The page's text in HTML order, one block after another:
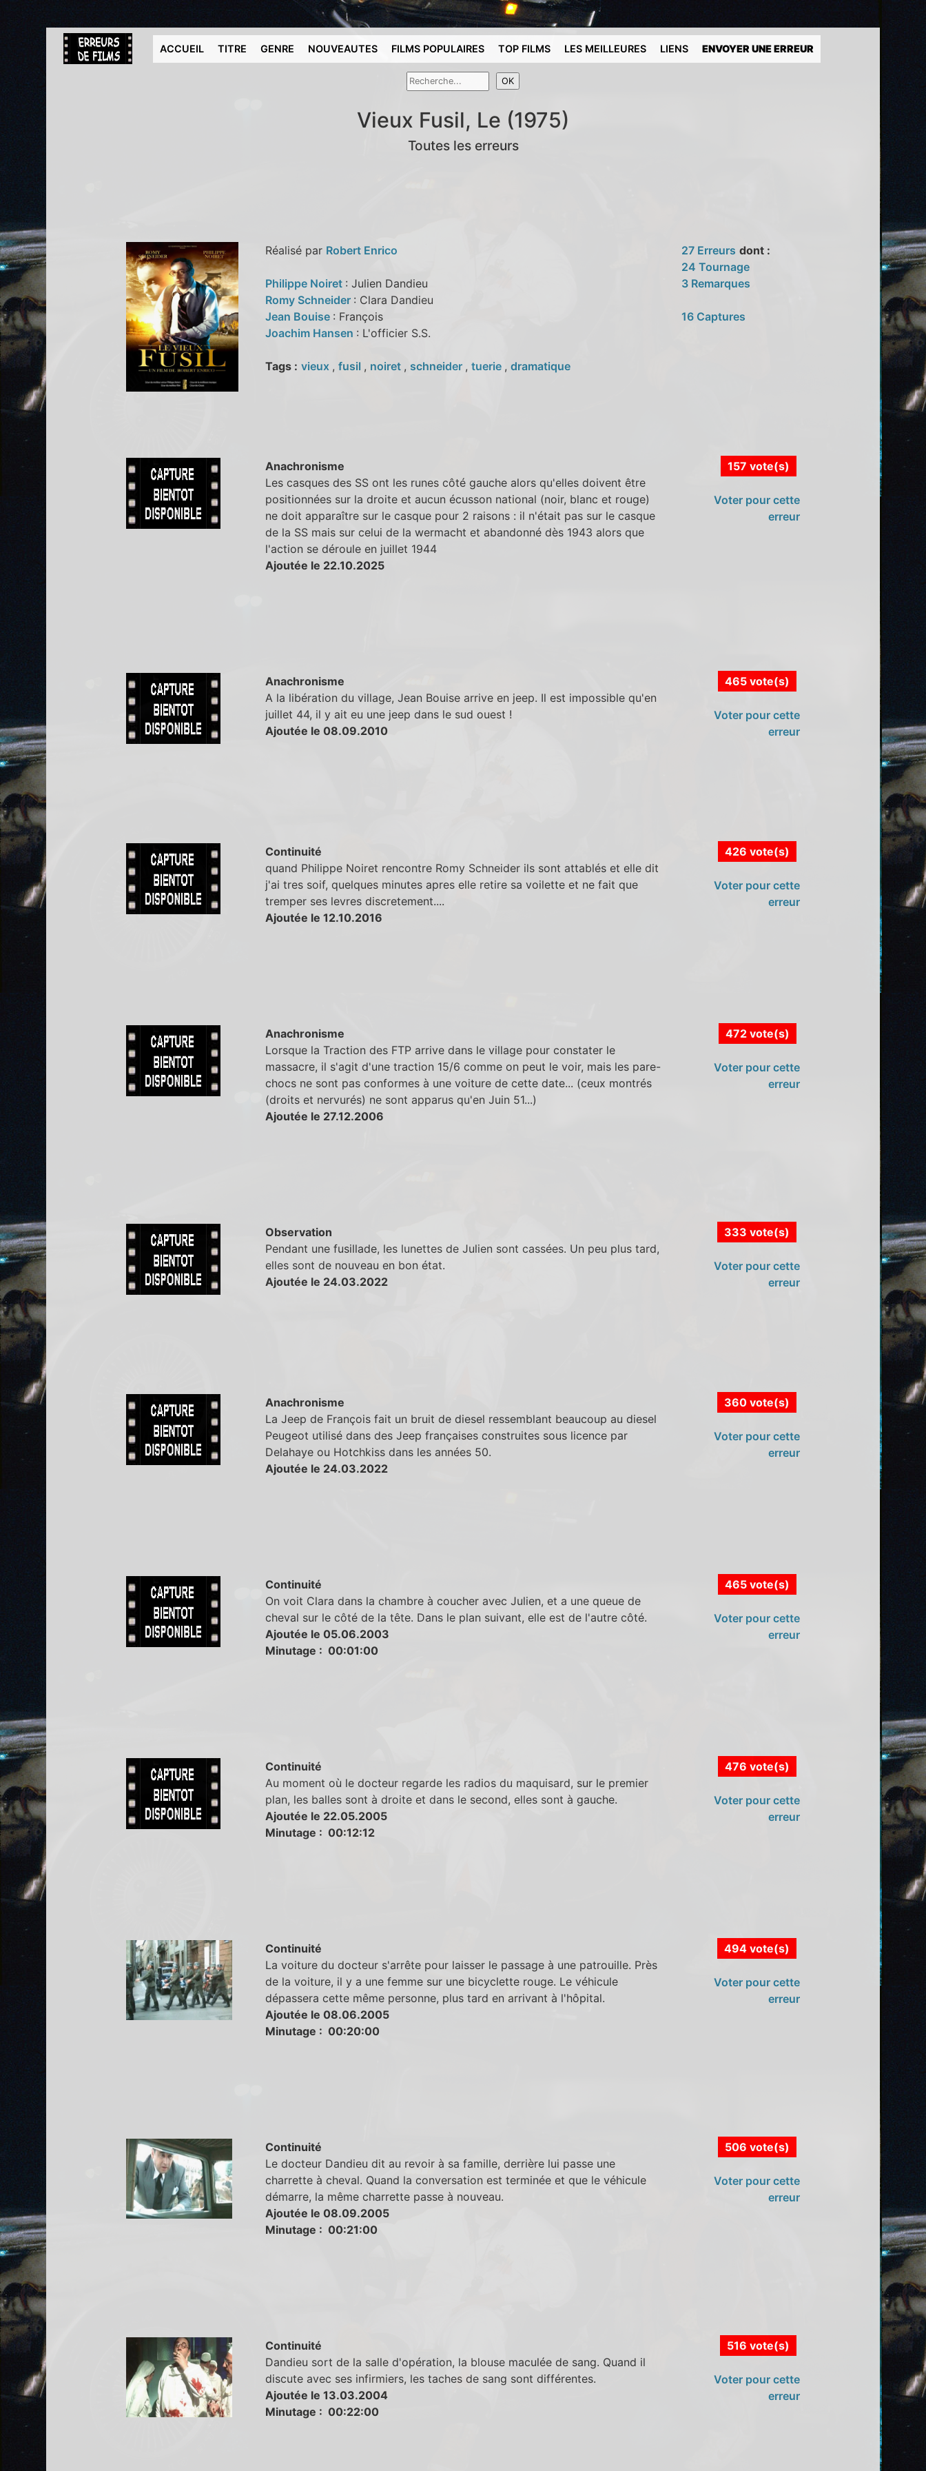
ACCUEIL TITRE GENRE NOUVEAUTES FILMS POPULAIRES TOP FILMS LES MEILLEURES LIENS ENVOYER UNE ERREUR
Vieux Fusil, Le (1975)
Toutes les erreurs
Réalisé par Robert Enrico
Philippe Noiret : Julien Dandieu
Romy Schneider : Clara Dandieu
Jean Bouise : François
Joachim Hansen : L'officier S.S.
Tags : vieux , fusil , noiret , schneider , tuerie , dramatique
27 Erreurs dont :
24 Tournage
3 Remarques
16 Captures
Anachronisme
Les casques des SS ont les runes côté gauche alors qu'elles doivent être
positionnées sur la droite et aucun écusson national (noir, blanc et rouge)
ne doit apparaître sur le casque pour 2 raisons : il n'était pas sur le casque
de la SS mais sur celui de la wermacht et abandonné dès 1943 alors que
l'action se déroule en juillet 1944
Ajoutée le 22.10.2025
157 vote(s)
Voter pour cette
erreur
Anachronisme
A la libération du village, Jean Bouise arrive en jeep. Il est impossible qu'en
juillet 44, il y ait eu une jeep dans le sud ouest !
Ajoutée le 08.09.2010
465 vote(s)
Voter pour cette
erreur
Continuité
quand Philippe Noiret rencontre Romy Schneider ils sont attablés et elle dit
j'ai tres soif, quelques minutes apres elle retire sa voilette et ne fait que
tremper ses levres discretement....
Ajoutée le 12.10.2016
426 vote(s)
Voter pour cette
erreur
Anachronisme
Lorsque la Traction des FTP arrive dans le village pour constater le
massacre, il s'agit d'une traction 15/6 comme on peut le voir, mais les pare-
chocs ne sont pas conformes à une voiture de cette date... (ceux montrés
(droits et nervurés) ne sont apparus qu'en Juin 51...)
Ajoutée le 27.12.2006
472 vote(s)
Voter pour cette
erreur
Observation
Pendant une fusillade, les lunettes de Julien sont cassées. Un peu plus tard,
elles sont de nouveau en bon état.
Ajoutée le 24.03.2022
333 vote(s)
Voter pour cette
erreur
Anachronisme
La Jeep de François fait un bruit de diesel ressemblant beaucoup au diesel
Peugeot utilisé dans des Jeep françaises construites sous licence par
Delahaye ou Hotchkiss dans les années 50.
Ajoutée le 24.03.2022
360 vote(s)
Voter pour cette
erreur
Continuité
On voit Clara dans la chambre à coucher avec Julien, et a une queue de
cheval sur le côté de la tête. Dans le plan suivant, elle est de l'autre côté.
Ajoutée le 05.06.2003
Minutage : 00:01:00
465 vote(s)
Voter pour cette
erreur
Continuité
Au moment où le docteur regarde les radios du maquisard, sur le premier
plan, les balles sont à droite et dans le second, elles sont à gauche.
Ajoutée le 22.05.2005
Minutage : 00:12:12
476 vote(s)
Voter pour cette
erreur
Continuité
La voiture du docteur s'arrête pour laisser le passage à une patrouille. Près
de la voiture, il y a une femme sur une bicyclette rouge. Le véhicule
dépassera cette même personne, plus tard en arrivant à l'hôpital.
Ajoutée le 08.06.2005
Minutage : 00:20:00
494 vote(s)
Voter pour cette
erreur
Continuité
Le docteur Dandieu dit au revoir à sa famille, derrière lui passe une
charrette à cheval. Quand la conversation est terminée et que le véhicule
démarre, la même charrette passe à nouveau.
Ajoutée le 08.09.2005
Minutage : 00:21:00
506 vote(s)
Voter pour cette
erreur
Continuité
Dandieu sort de la salle d'opération, la blouse maculée de sang. Quand il
discute avec ses infirmiers, les taches de sang sont différentes.
Ajoutée le 13.03.2004
Minutage : 00:22:00
516 vote(s)
Voter pour cette
erreur